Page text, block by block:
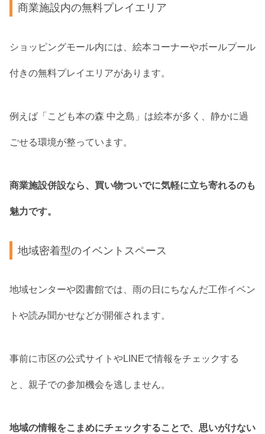
商業施設内の無料プレイエリア
ショッピングモール内には、絵本コーナーやボールプール
付きの無料プレイエリアがあります。
例えば「こども本の森 中之島」は絵本が多く、静かに過
ごせる環境が整っています。
商業施設併設なら、買い物ついでに気軽に立ち寄れるのも
魅力です。
地域密着型のイベントスペース
地域センターや図書館では、雨の日にちなんだ工作イベン
トや読み聞かせなどが開催されます。
事前に市区の公式サイトやLINEで情報をチェックする
と、親子での参加機会を逃しません。
地域の情報をこまめにチェックすることで、思いがけない